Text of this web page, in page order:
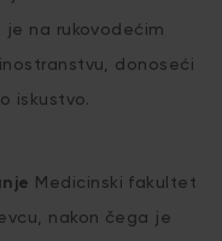
je na rukovodećim
donoseći
iskustvo.
Medicinski fakultet
nakon čega je